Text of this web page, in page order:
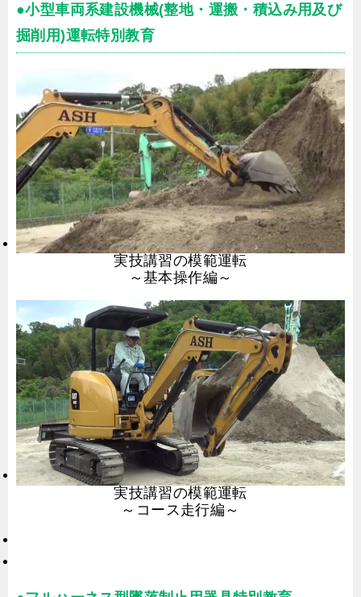
●小型車両系建設機械(整地・運搬・積込み用及び
掘削用)運転特別教育
実技講習の模範運転
～基本操作編～
実技講習の模範運転
～コース走行編～